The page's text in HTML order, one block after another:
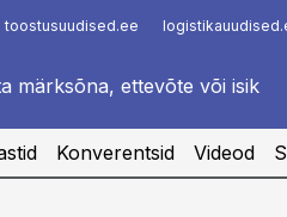
toostusuudised.ee
Infopank
Konverentsid Videod